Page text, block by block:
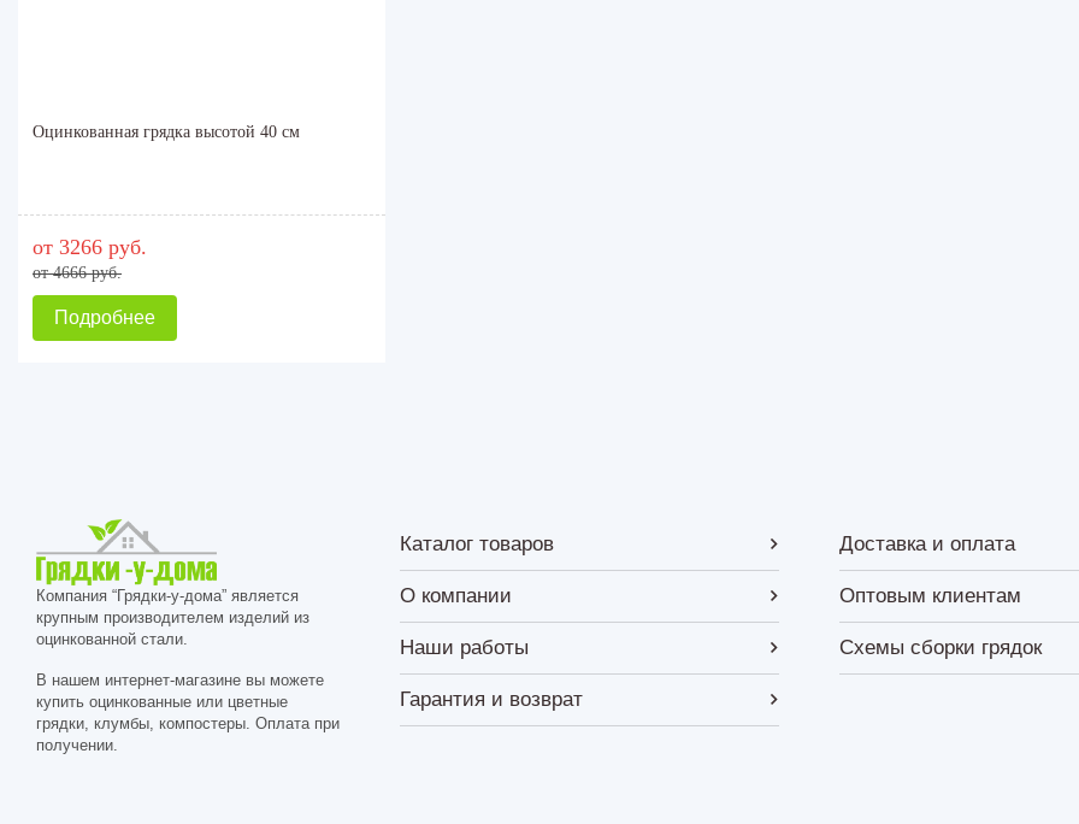
Оцинкованная грядка высотой 40 см
от 3266 руб.
от 4666 руб.
Подробнее
Компания “Грядки-у-дома” является
крупным производителем изделий из
оцинкованной стали.
В нашем интернет-магазине вы можете
купить оцинкованные или цветные
грядки, клумбы, компостеры. Оплата при
получении.
Каталог товаров Доставка и оплата
О компании Оптовым клиентам
Наши работы Схемы сборки грядок
Гарантия и возврат